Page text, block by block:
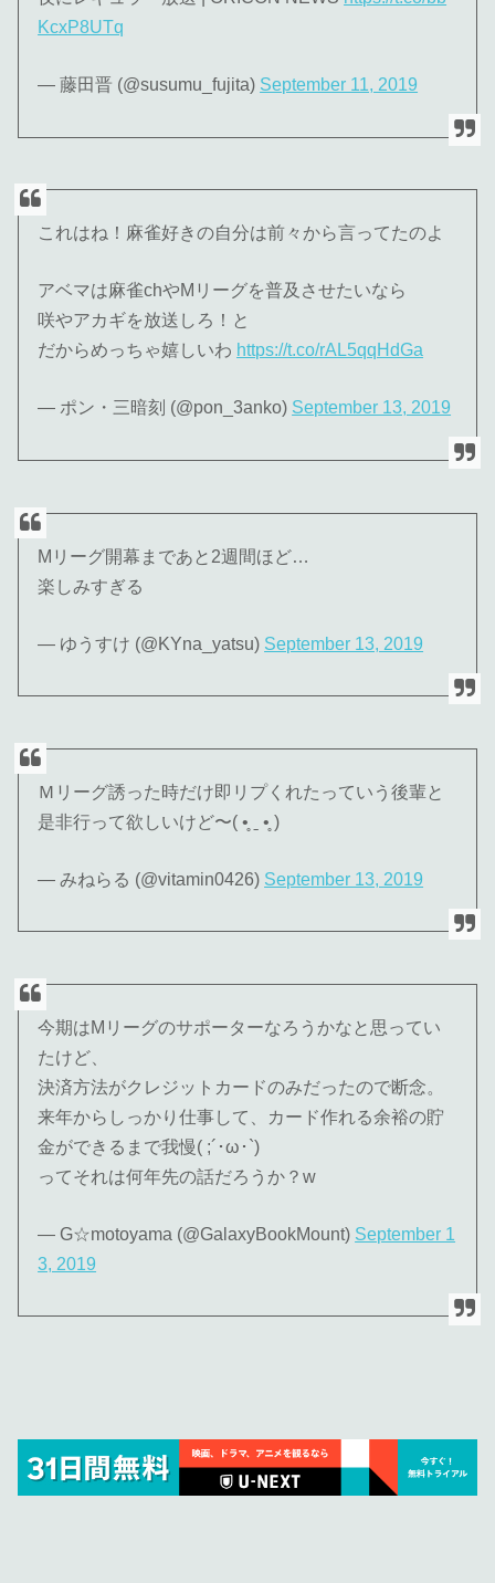
KcxP8UTq
— 藤田晋 (@susumu_fujita) September 11, 2019
これはね！麻雀好きの自分は前々から言ってたのよ
アベマは麻雀chやMリーグを普及させたいなら
咲やアカギを放送しろ！と
だからめっちゃ嬉しいわ https://t.co/rAL5qqHdGa
— ポン・三暗刻 (@pon_3anko) September 13, 2019
Mリーグ開幕まであと2週間ほど…
楽しみすぎる
— ゆうすけ (@KYna_yatsu) September 13, 2019
Ｍリーグ誘った時だけ即リプくれたっていう後輩と
是非行って欲しいけど〜( •̥ ˍ •̥ )
— みねらる (@vitamin0426) September 13, 2019
今期はMリーグのサポーターなろうかなと思ってい
たけど、
決済方法がクレジットカードのみだったので断念。
来年からしっかり仕事して、カード作れる余裕の貯
金ができるまで我慢( ;´･ω･`)
ってそれは何年先の話だろうか？w
— G☆motoyama (@GalaxyBookMount) September 1
3, 2019